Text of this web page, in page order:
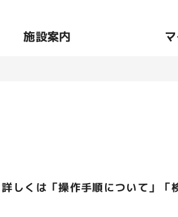
施設案内
しくは「操作手順について」